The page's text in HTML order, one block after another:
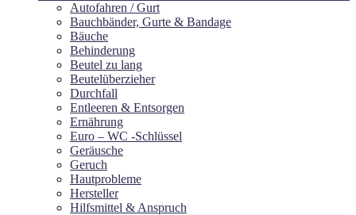
Autofahren / Gurt
Bauchbänder, Gurte & Bandage
Bäuche
Behinderung
Beutel zu lang
Beutelüberzieher
Durchfall
Entleeren & Entsorgen
Ernährung
Euro – WC -Schlüssel
Geräusche
Geruch
Hautprobleme
Hersteller
Hilfsmittel & Anspruch